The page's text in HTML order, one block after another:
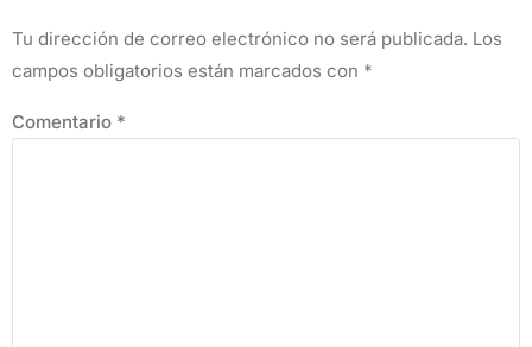
Tu dirección de correo electrónico no será publicada. Los
campos obligatorios están marcados con *
Comentario *